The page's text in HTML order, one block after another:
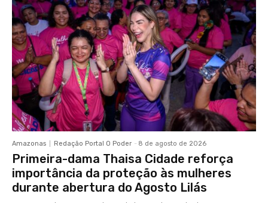
Amazonas Redação Portal O Poder - 8 de agosto de 2026
Primeira-dama Thaisa Cidade reforça
importância da proteção às mulheres
durante abertura do Agosto Lilás